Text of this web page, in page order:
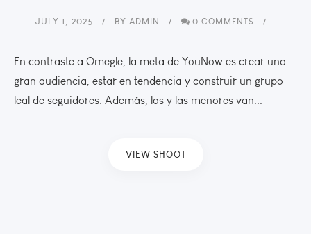
JULY 1, 2025 BY ADMIN 0 COMMENTS
En contraste a Omegle, la meta de YouNow es crear una
gran audiencia, estar en tendencia y construir un grupo
leal de seguidores. Además, los y las menores van...
VIEW SHOOT